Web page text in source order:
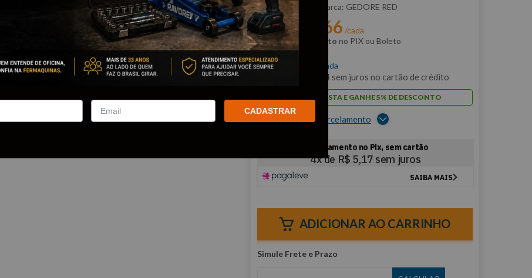
R01800008 GEDORE RED
Por: R$ 66 /cada
com5% de desconto no PIX ou Boleto
R$ /cada
34 sem juros no cartão de crédito
PAGUE À VISTA E GANHE 5% DE DESCONTO
Ver opções de parcelamento
ADICIONAR AO CARRINHO
CADASTRAR